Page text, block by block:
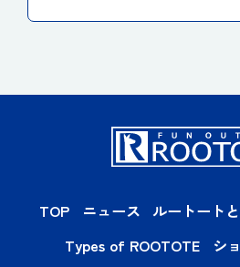
TOP ニュース ルートート
Types of ROOTOTE
シ